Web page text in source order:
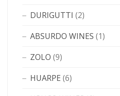
DURIGUTTI (2)
ABSURDO WINES (1)
ZOLO (9)
HUARPE (6)